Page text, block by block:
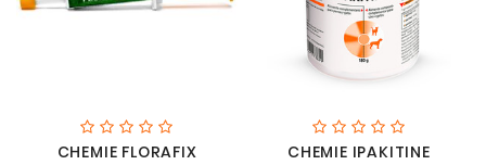
CHEMIE FLORAFIX
CHEMIE IPAKITINE